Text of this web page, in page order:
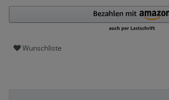
Wunschliste